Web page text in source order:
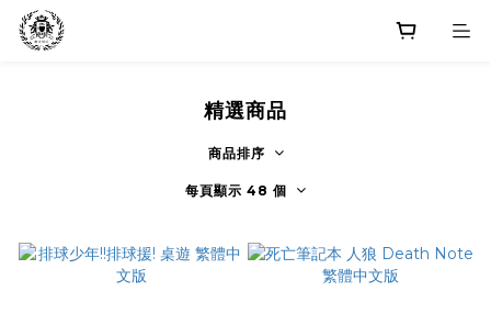
精選商品
商品排序
每頁顯示 48 個